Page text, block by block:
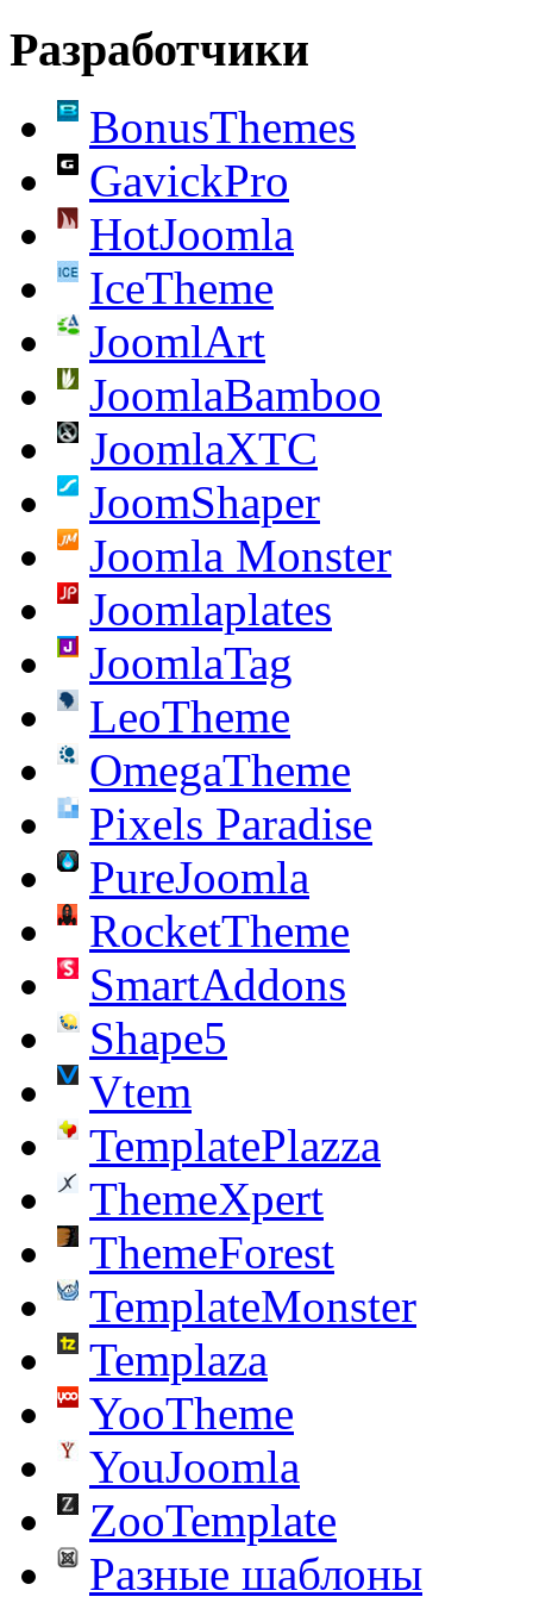
Разработчики
BonusThemes
GavickPro
HotJoomla
IceTheme
JoomlArt
JoomlaBamboo
JoomlaXTC
JoomShaper
Joomla Monster
Joomlaplates
JoomlaTag
LeoTheme
OmegaTheme
Pixels Paradise
PureJoomla
RocketTheme
SmartAddons
Shape5
Vtem
TemplatePlazza
ThemeXpert
ThemeForest
TemplateMonster
Templaza
YooTheme
YouJoomla
ZooTemplate
Разные шаблоны